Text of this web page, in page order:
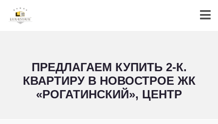
ПРЕДЛАГАЕМ КУПИТЬ 2-К.
КВАРТИРУ В НОВОСТРОЕ ЖК
«РОГАТИНСКИЙ», ЦЕНТР